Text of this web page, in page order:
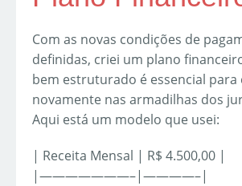
Com as novas condições de
definidas, criei um plano
bem estruturado é essencial para
novamente nas armadilhas dos
Aqui está um modelo que usei:
| Receita Mensal | R$ 4.500,00 |
|———————–|————–|